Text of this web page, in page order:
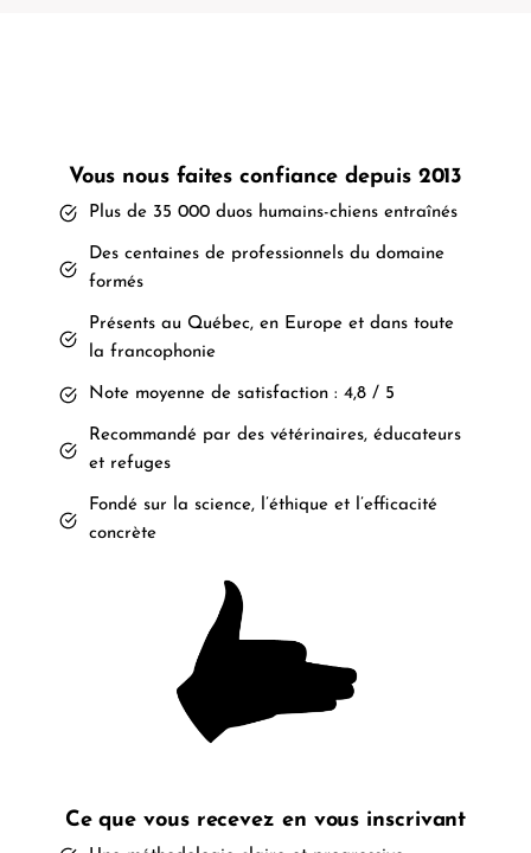
Vous nous faites confiance depuis 2013
Plus de 35 000 duos humains-chiens entraînés
Des centaines de professionnels du domaine
formés
Présents au Québec, en Europe et dans toute
la francophonie
Note moyenne de satisfaction : 4,8 / 5
Recommandé par des vétérinaires, éducateurs
et refuges
Fondé sur la science, l’éthique et l’efficacité
concrète
Ce que vous recevez en vous inscrivant